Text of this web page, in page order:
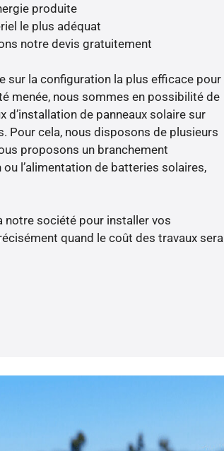
produite
le plus adéquat
notre devis gratuitement
sur la configuration la plus efficace pour
menée, nous sommes en possibilité de
d’installation de panneaux solaire sur
Pour cela, nous disposons de plusieurs
proposons un branchement
l’alimentation de batteries solaires,
notre société pour installer vos
quand le coût des travaux sera